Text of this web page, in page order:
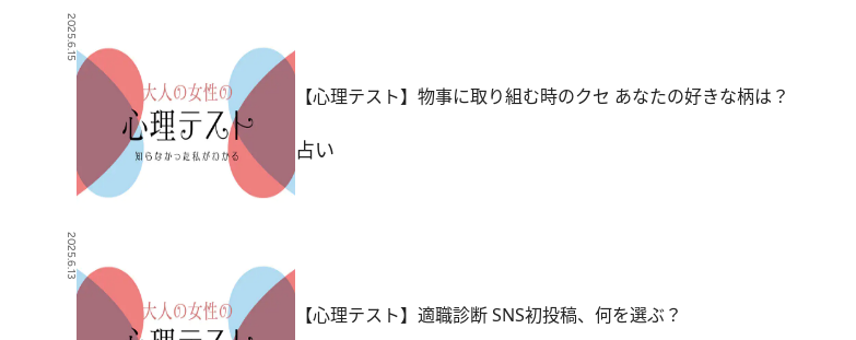
2025.6.15
【心理テスト】物事に取り組む時のクセ あなたの好きな柄は？
占い
2025.6.13
【心理テスト】適職診断 SNS初投稿、何を選ぶ？